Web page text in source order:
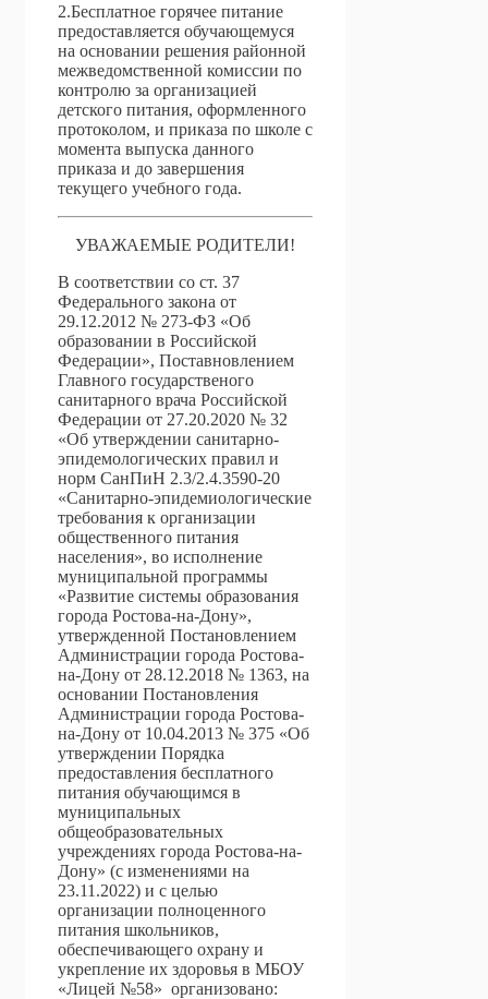
2.Бесплатное горячее питание
предоставляется обучающемуся
на основании решения районной
межведомственной комиссии по
контролю за организацией
детского питания, оформленного
протоколом, и приказа по школе с
момента выпуска данного
приказа и до завершения
текущего учебного года.
УВАЖАЕМЫЕ РОДИТЕЛИ!
В соответствии со ст. 37
Федерального закона от
29.12.2012 № 273-ФЗ «Об
образовании в Российской
Федерации», Поставновлением
Главного государственого
санитарного врача Российской
Федерации от 27.20.2020 № 32
«Об утверждении санитарно-
эпидемологических правил и
норм СанПиН 2.3/2.4.3590-20
«Санитарно-эпидемиологические
требования к организации
общественного питания
населения», во исполнение
муниципальной программы
«Развитие системы образования
города Ростова-на-Дону»,
утвержденной Постановлением
Администрации города Ростова-
на-Дону от 28.12.2018 № 1363, на
основании Постановления
Администрации города Ростова-
на-Дону от 10.04.2013 № 375 «Об
утверждении Порядка
предоставления бесплатного
питания обучающимся в
муниципальных
общеобразовательных
учреждениях города Ростова-на-
Дону» (с изменениями на
23.11.2022) и с целью
организации полноценного
питания школьников,
обеспечивающего охрану и
укрепление их здоровья в МБОУ
«Лицей №58» организовано: